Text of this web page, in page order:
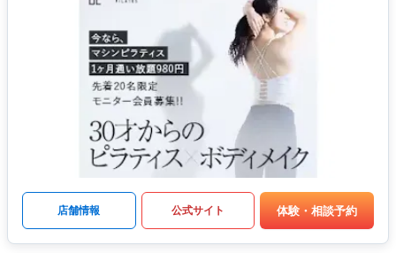
店舗情報 公式サイト 体験・相談予約